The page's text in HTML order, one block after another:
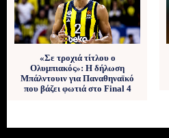
«Σε τροχιά τίτλου ο
Ολυμπιακός»: Η δήλωση
Μπάλντουιν για Παναθηναϊκό
που βάζει φωτιά στο Final 4